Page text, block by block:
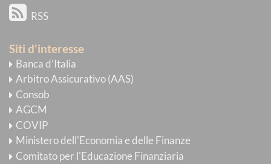
RSS
Siti d'interesse
Banca d’Italia
Arbitro Assicurativo (AAS)
Consob
AGCM
COVIP
Ministero dell'Economia e delle Finanze
Comitato per l'Educazione Finanziaria